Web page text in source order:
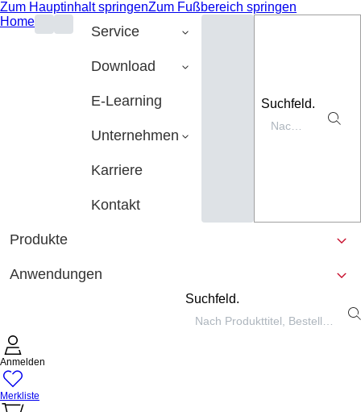
Zum Hauptinhalt springenZum Fußbereich springen
Home
Service
Download
E-Learning
Unternehmen
Karriere
Kontakt
Suchfeld.
Produkte
Anwendungen
Suchfeld.
Anmelden
Merkliste